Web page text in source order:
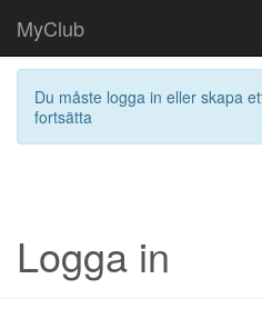
MyClub
Du måste logga in eller skapa
fortsätta
Logga in